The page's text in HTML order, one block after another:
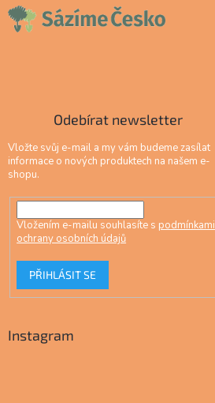
Odebírat newsletter
Vložte svůj e-mail a my vám budeme zasílat
informace o nových produktech na našem e-
shopu.
Vložením e-mailu souhlasíte s podmínkami
ochrany osobních údajů
PŘIHLÁSIT SE
Instagram